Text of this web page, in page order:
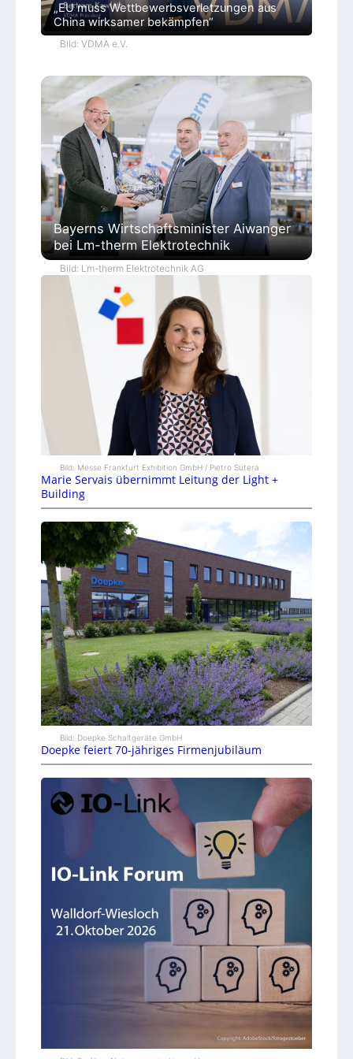
„EU muss Wettbewerbsverletzungen aus
China wirksamer bekämpfen“
Bild: VDMA e.V.
Bayerns Wirtschaftsminister Aiwanger
bei Lm-therm Elektrotechnik
Bild: Lm-therm Elektrotechnik AG
Bild: Messe Frankfurt Exhibition GmbH / Pietro Sutera
Marie Servais übernimmt Leitung der Light +
Building
Bild: Doepke Schaltgeräte GmbH
Doepke feiert 70-jähriges Firmenjubiläum